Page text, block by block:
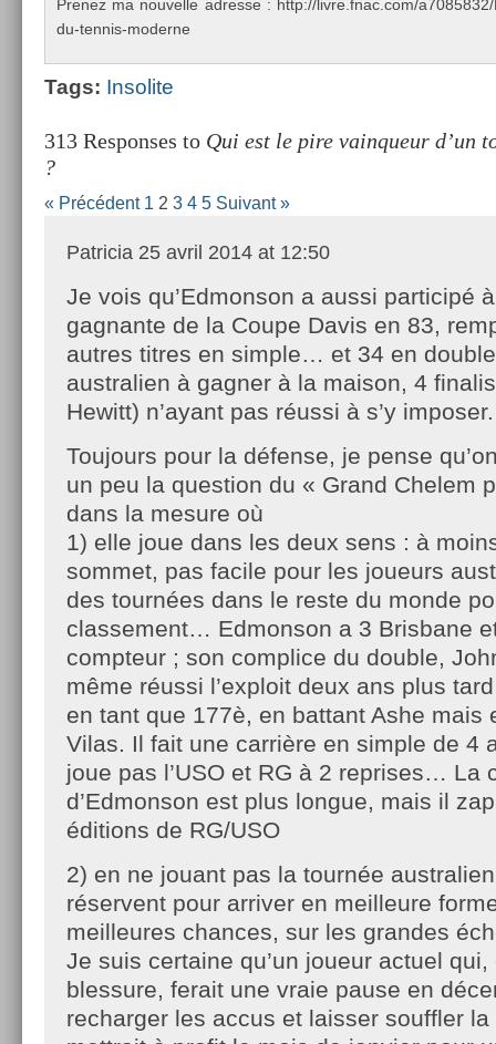
Pre­nez ma nouvel­le ad­resse : http://livre.fnac.com/
du-tennis-moderne
Tags: In­solite
313 Responses to Qui est le pire vainqueur d’un
?
« Précédent 1 2 3 4 5 Suivant »
Patricia 25 avril 2014 at 12:50
Je vois qu’Edmonson a aussi participé
gagnante de la Coupe Davis en 83,
autres titres en simple… et 34 en
australien à gagner à la maison, 4
Hewitt) n’ayant pas réussi à s’y imposer.
Toujours pour la défense, je pense
un peu la question du « Grand Chelem
dans la mesure où
1) elle joue dans les deux sens : à
sommet, pas facile pour les joueurs
des tournées dans le reste du monde
classement… Edmonson a 3 Brisbane
compteur ; son complice du double,
même réussi l’exploit deux ans plus
en tant que 177è, en battant Ashe mais
Vilas. Il fait une carrière en simple de 4
joue pas l’USO et RG à 2 reprises… La
d’Edmonson est plus longue, mais il
éditions de RG/USO
2) en ne jouant pas la tournée
réservent pour arriver en meilleure
meilleures chances, sur les grandes
Je suis certaine qu’un joueur actuel qui,
blessure, ferait une vraie pause en
recharger les accus et laisser souffler